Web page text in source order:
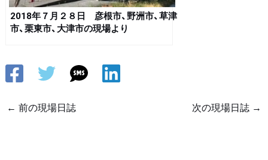
2018年７月２８日 彦根市、野洲市、草津
市、栗東市、大津市の現場より
← 前の現場日誌 次の現場日誌 →